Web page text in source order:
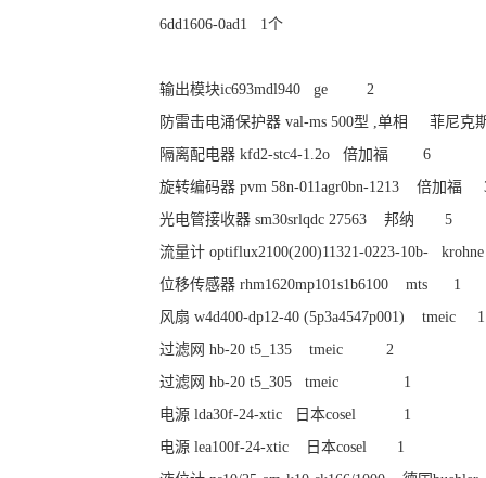
6dd1606-0ad1 1个
输出模块ic693mdl940 ge 2
防雷击电涌保护器 val-ms 500型 ,单相 菲尼
隔离配电器 kfd2-stc4-1.2o 倍加福 6
旋转编码器 pvm 58n-011agr0bn-1213 倍加福
光电管接收器 sm30srlqdc 27563 邦纳 5
流量计 optiflux2100(200)11321-0223-10b-
位移传感器 rhm1620mp101s1b6100 mts 1
风扇 w4d400-dp12-40 (5p3a4547p001) tmeic 1
过滤网 hb-20 t5_135 tmeic 2
过滤网 hb-20 t5_305 tmeic 1
电源 lda30f-24-xtic 日本cosel 1
电源 lea100f-24-xtic 日本cosel 1